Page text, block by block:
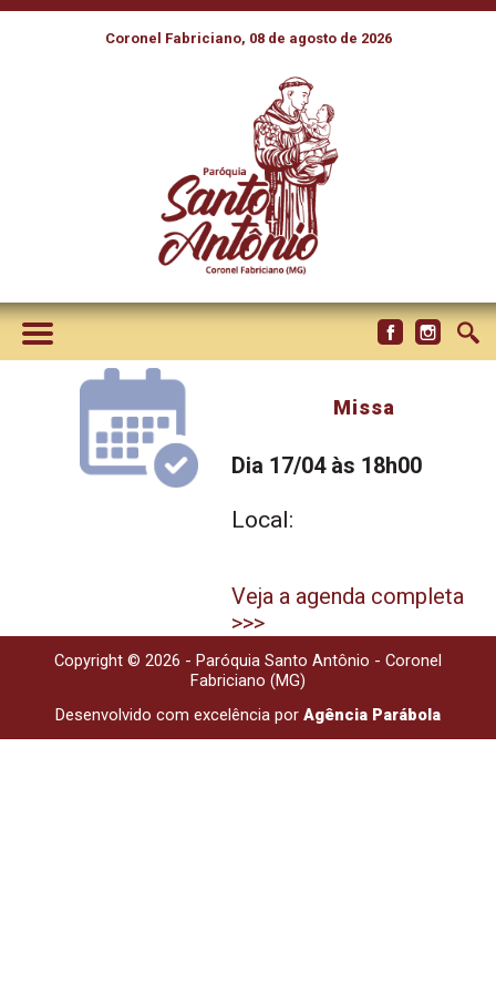
Coronel Fabriciano, 08 de agosto de 2026
Missa
Dia 17/04 às 18h00
Local:
Veja a agenda completa
>>>
Copyright © 2026 - Paróquia Santo Antônio - Coronel
Fabriciano (MG)
Desenvolvido com excelência por Agência Parábola